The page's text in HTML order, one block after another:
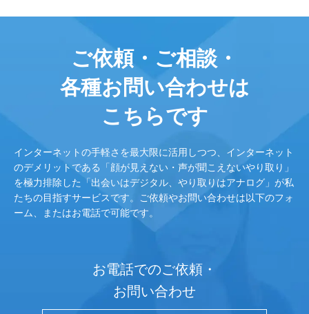
ご依頼・ご相談・
各種お問い合わせは
こちらです
インターネットの手軽さを最大限に活用しつつ、インターネット
のデメリットである「顔が見えない・声が聞こえないやり取り」
を極力排除した「出会いはデジタル、やり取りはアナログ」が私
たちの目指すサービスです。ご依頼やお問い合わせは以下のフォ
ーム、またはお電話で可能です。
お電話でのご依頼・
お問い合わせ